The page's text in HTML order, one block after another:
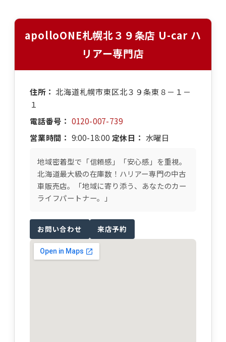
apolloONE札幌北３９条店 U-car ハ
リアー専門店
住所：北海道札幌市東区北３９条東８－１－
１
電話番号： 0120-007-739
営業時間： 9:00-18:00 定休日： 水曜日
地域密着型で「信頼感」「安心感」を重視。
北海道最大級の在庫数！ハリアー専門の中古
車販売店。「地域に寄り添う、あなたのカー
ライフパートナー。」
お問い合わせ 来店予約